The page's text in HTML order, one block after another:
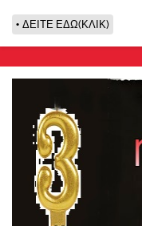
ΔΕΙΤΕ ΕΔΩ(ΚΛΙΚ)